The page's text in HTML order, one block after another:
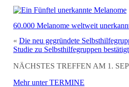
60.000 Melanome weltweit
« Die neu gegründete
Studie zu Selbsthilfegruppen
NÄCHSTES TREFFEN AM 1.
Mehr unter TERMINE